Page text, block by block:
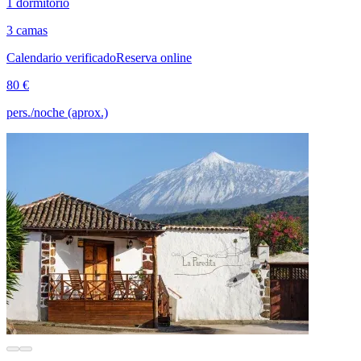
1 dormitorio
3 camas
Calendario verificadoReserva online
80 €
pers./noche (aprox.)